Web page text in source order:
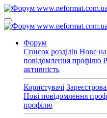
Форум
Список розділів Нове
повідомлення профілю
активність
Користувачі
Нові повідомлення
профілю